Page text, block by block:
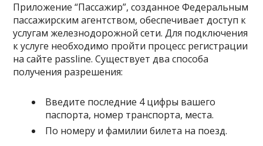
Приложение “Пассажир”, созданное Федеральным
пассажирским агентством, обеспечивает доступ к
услугам железнодорожной сети. Для подключения
к услуге необходимо пройти процесс регистрации
на сайте passline. Существует два способа
получения разрешения:
Введите последние 4 цифры вашего
паспорта, номер транспорта, места.
По номеру и фамилии билета на поезд.